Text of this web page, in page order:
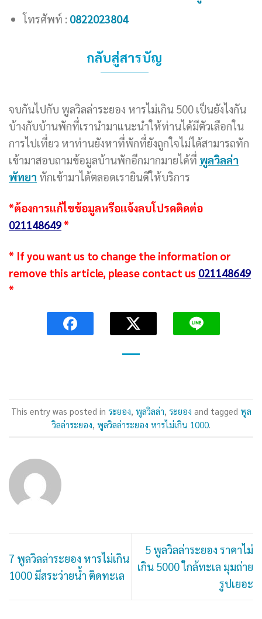
โทรศัพท์ : 0822023804
กลับสู่สารบัญ
จบกันไปกับ พูลวิลล่าระยอง หารไม่เกิน 500 เป็นยังไงกัน
บ้างกับบ้านพักที่เรานำมาแนะนำให้ท่านได้มีตัวเลือกใน
การไปเที่ยว หาท่านยังหาที่พักที่ยังถูกใจไม่ได้สามารถทัก
เข้ามาสอบถามข้อมูลบ้านพักอีกมากมายได้ที่ พูลวิลล่า
พัทยา ทักเข้ามาได้ตลอดเรายินดีให้บริการ
*ต้องการแก้ไขข้อมูลหรือแจ้งลบโปรดติดต่อ
021148649 *
* If you want us to change the information or
remove this article, please contact us 021148649
*
This entry was posted in ระยอง พูลวิลล่า ระยอง and tagged พูล
วิลล่าระยอง พูลวิลล่าระยอง หารไม่เกิน 1000.
7 พูลวิลล่าระยอง หารไม่เกิน
1000 มีสระว่ายน้ำ ติดทะเล
5 พูลวิลล่าระยอง ราคาไม่
เกิน 5000 ใกล้ทะเล มุมถ่าย
รูปเยอะ